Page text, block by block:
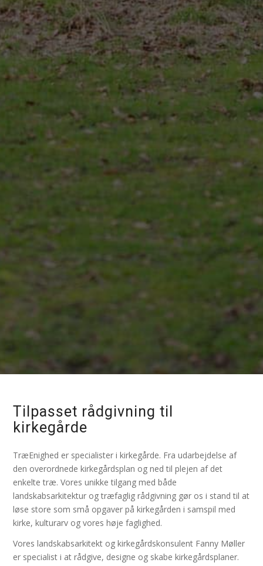
Tilpasset rådgivning til
kirkegårde
TræEnighed er specialister i kirkegårde. Fra udarbejdelse af
den overordnede kirkegårdsplan og ned til plejen af det
enkelte træ. Vores unikke tilgang med både
landskabsarkitektur og træfaglig rådgivning gør os i stand til at
løse store som små opgaver på kirkegården i samspil med
kirke, kulturarv og vores høje faglighed.
Vores landskabsarkitekt og kirkegårdskonsulent Fanny Møller
er specialist i at rådgive, designe og skabe kirkegårdsplaner.